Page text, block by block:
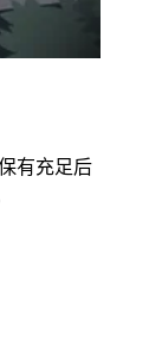
有充足后